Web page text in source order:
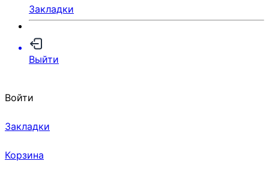
Закладки
Выйти
Войти
Закладки
Корзина